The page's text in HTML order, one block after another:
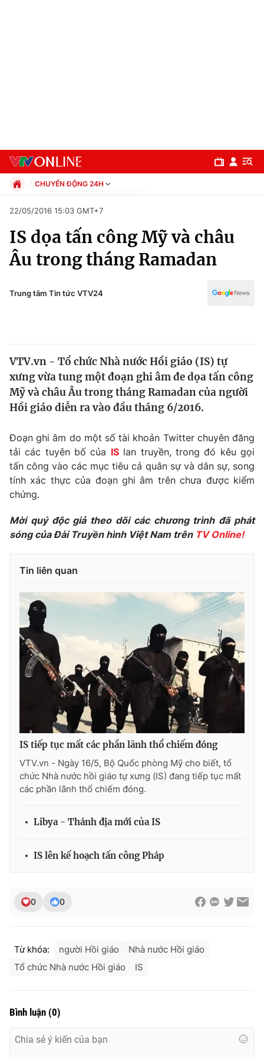
Chuyên mục
Chính trị
Xã hội
Y tế
Thế giới
Thế giới đó đây
Câu chuyện quốc tế
Kinh tế
Tài chính
Thị trường
Dữ liệu và đời sống
Phim VTV
Khán giả
Giải sao mai
Giải trí
Điện ảnh
Âm nhạc
Đời sống
Du lịch
Làm đẹp
Chất lượng cuộc sống
Giáo dục
Tuyển sinh
Học trực tuyến
Công nghệ
Hitech Công nghệ tương lai
Tư vấn
Giao lưu trực tuyến
Lịch phát sóng
Emagazine Podcast
VTV Sức khoẻ
Thị trường 24h Tấm lòng Việt
VTV9
CHUYỂN ĐỘNG 24H
Xã hội
Pháp luật
Kinh tế
Thể thao
Văn hóa - Giải trí
Giáo dục
22/05/2016 15:03 GMT+7
IS dọa tấn công Mỹ và châu
Âu trong tháng Ramadan
Trung tâm Tin tức VTV24
VTV.vn - Tổ chức Nhà nước Hồi giáo (IS) tự
xưng vừa tung một đoạn ghi âm đe dọa tấn công
Mỹ và châu Âu trong tháng Ramadan của người
Hồi giáo diễn ra vào đầu tháng 6/2016.
Đoạn ghi âm do một số tài khoản Twitter chuyên đăng
tải các tuyên bố của ISlan truyền, trong đó kêu gọi
tấn công vào các mục tiêu cả quân sự và dân sự, song
tính xác thực của đoạn ghi âm trên chưa được kiểm
chứng.
Mời quý độc giả theo dõi các chương trình đã phát
sóng của Đài Truyền hình Việt Nam trên TV Online!
Tin liên quan
IS tiếp tục mất các phần lãnh thổ chiếm đóng
VTV.vn - Ngày 16/5, Bộ Quốc phòng Mỹ cho biết, tổ
chức Nhà nước hồi giáo tự xưng (IS) đang tiếp tục mất
các phần lãnh thổ chiếm đóng.
Libya - Thánh địa mới của IS
IS lên kế hoạch tấn công Pháp
0 0
Từ khóa: người Hồi giáo
Nhà nước Hồi giáo
Tổ chức Nhà nước Hồi giáo
IS
Bình luận (0)